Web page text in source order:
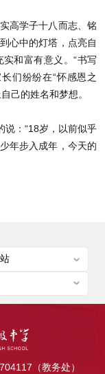
高学子十八而志、铭
心中的灯塔，点亮自
和富有意义。“书写
们纷纷在“怀感恩之
己的姓名和梦想。
：“18岁，以前似乎
年步入成年，今天的
（教务处）